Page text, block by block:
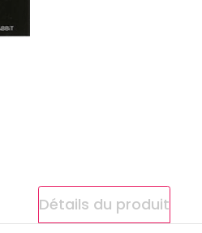
Détails du produit